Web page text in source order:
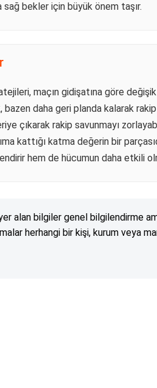
sağ bekler için büyük önem taşır.
maçın gidişatına göre
bazen daha geri planda kalarak rakip
çıkarak rakip savunmayı
kattığı katma değerin bir
hem de hücumun daha etkili
alan bilgiler genel bilgilendirme
herhangi bir kişi, kurum veya